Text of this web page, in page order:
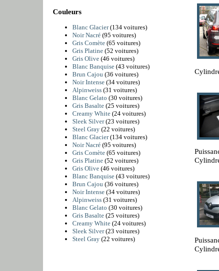
Couleurs
Blanc Glacier(134 voitures)
Noir Nacré(95 voitures)
Gris Comète(65 voitures)
Gris Platine(52 voitures)
Gris Olive(46 voitures)
Blanc Banquise(43 voitures)
Brun Cajou (36 voitures)
Noir Intense(34 voitures)
Alpinweiss(31 voitures)
Blanc Gelato (30 voitures)
Gris Basalte(25 voitures)
Creamy White(24 voitures)
Sleek Silver(23 voitures)
Steel Gray(22 voitures)
Blanc Glacier(134 voitures)
Noir Nacré(95 voitures)
Gris Comète(65 voitures)
Gris Platine(52 voitures)
Gris Olive(46 voitures)
Blanc Banquise(43 voitures)
Brun Cajou (36 voitures)
Noir Intense(34 voitures)
Alpinweiss(31 voitures)
Blanc Gelato (30 voitures)
Gris Basalte(25 voitures)
Creamy White(24 voitures)
Sleek Silver(23 voitures)
Steel Gray(22 voitures)